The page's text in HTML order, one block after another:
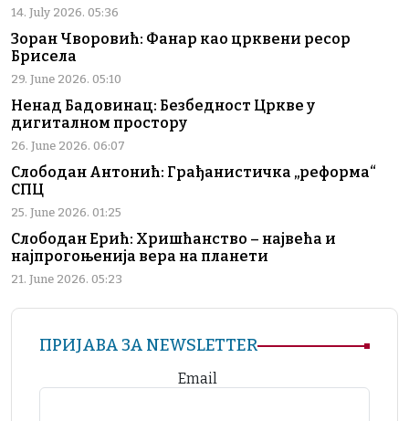
14. July 2026. 05:36
Зоран Чворовић: Фанар као црквени ресор
Брисела
29. June 2026. 05:10
Ненад Бадовинац: Безбедност Цркве у
дигиталном простору
26. June 2026. 06:07
Слободан Антонић: Грађанистичка „реформа“
СПЦ
25. June 2026. 01:25
Слободан Ерић: Хришћанство – највећа и
најпрогоњенија вера на планети
21. June 2026. 05:23
ПРИЈАВА ЗА NEWSLETTER
Email